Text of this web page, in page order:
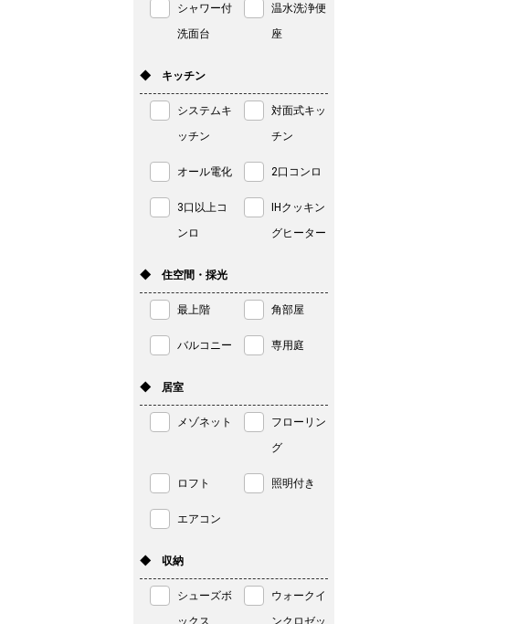
シャワー付
洗面台
温水洗浄便
座
◆ キッチン
システムキ
ッチン
対面式キッ
チン
オール電化 2口コンロ
3口以上コ
ンロ
IHクッキン
グヒーター
◆ 住空間・採光
最上階 角部屋
バルコニー 専用庭
◆ 居室
メゾネット
フローリン
グ
ロフト 照明付き
エアコン
◆ 収納
シューズボ
ックス
ウォークイ
ンクロゼッ